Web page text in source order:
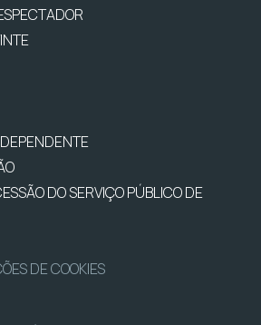
DO SERVIÇO PÚBLICO DE
DE COOKIES